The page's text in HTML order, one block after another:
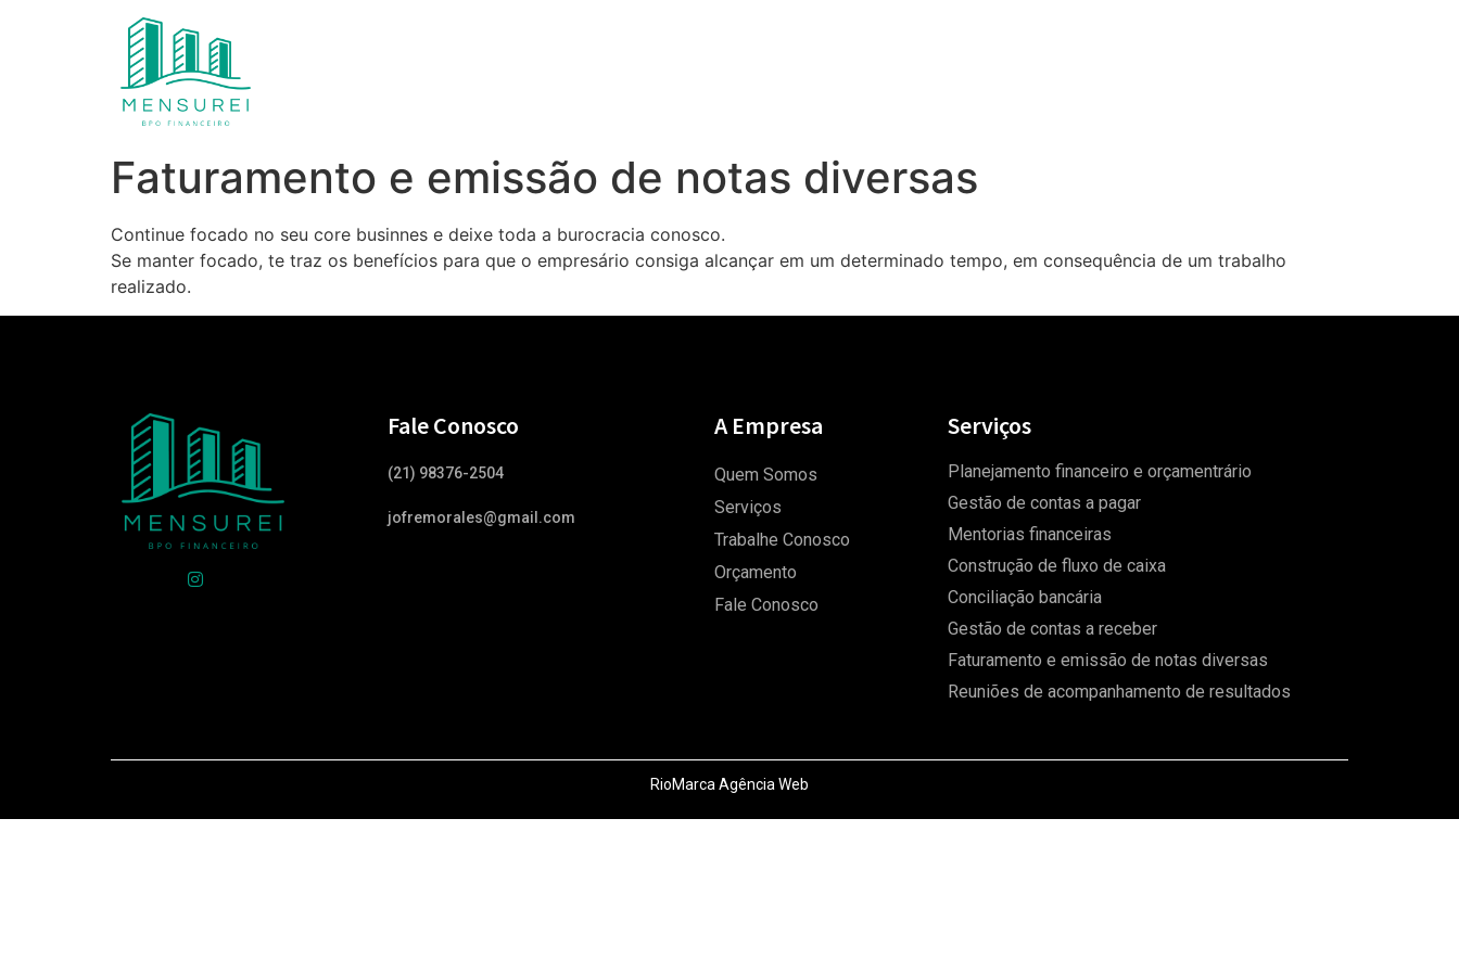
Faturamento e emissão de notas diversas
Continue focado no seu core businnes e deixe toda a burocracia conosco.
Se manter focado, te traz os benefícios para que o empresário consiga alcançar em um determinado tempo, em consequência de um trabalho
realizado.
Fale Conosco
(21) 98376-2504
jofremorales@gmail.com
A Empresa
Quem Somos
Serviços
Trabalhe Conosco
Orçamento
Fale Conosco
Serviços
Planejamento financeiro e orçamentrário
Gestão de contas a pagar
Mentorias financeiras
Construção de fluxo de caixa
Conciliação bancária
Gestão de contas a receber
Faturamento e emissão de notas diversas
Reuniões de acompanhamento de resultados
RioMarca Agência Web